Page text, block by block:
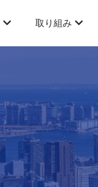
取り組み